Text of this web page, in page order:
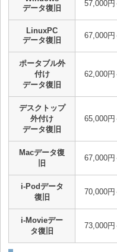
データ復旧
57,000円
LinuxPC
データ復旧
67,000円
ポータブル外
付け
データ復旧
62,000円
デスクトップ
外付け
データ復旧
65,000円
Macデータ復
旧
67,000円
i-Podデータ
復旧
70,000円
i-Movieデー
タ復旧
73,000円